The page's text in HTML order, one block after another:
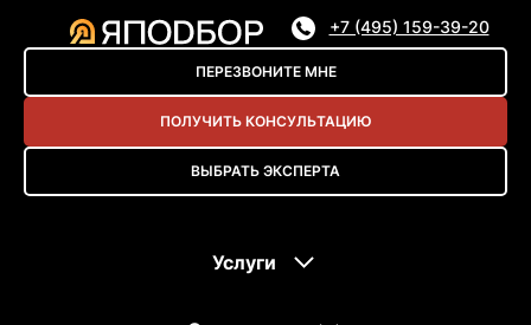
+7 (495) 159-39-20
ПЕРЕЗВОНИТЕ МНЕ
ПОЛУЧИТЬ КОНСУЛЬТАЦИЮ
ВЫБРАТЬ ЭКСПЕРТА
Услуги